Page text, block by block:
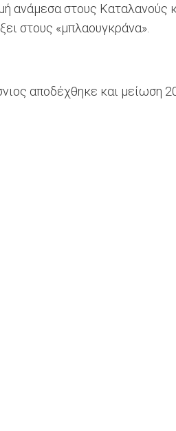
στους Καταλανούς
στους «μπλαουγκράνα».
αποδέχθηκε και μείωση